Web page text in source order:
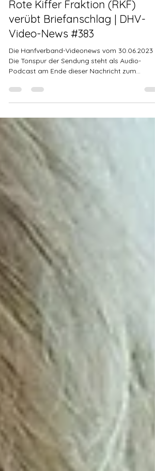
Eric wrigth
30. Juni 2023
2 Min. Lesezeit
Rote Kiffer Fraktion (RKF)
verübt Briefanschlag | DHV-
Podcast am Ende dieser Nachricht zum
downloaden oder...